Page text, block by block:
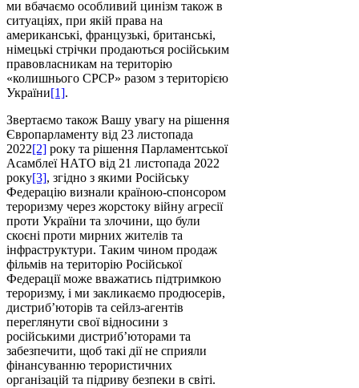
ми вбачаємо особливий цинізм також в
ситуаціях, при якій права на
американські, французькі, британські,
німецькі стрічки продаються російським
правовласникам на територію
«колишнього СРСР» разом з територією
України[1].
Звертаємо також Вашу увагу на рішення
Європарламенту від 23 листопада
2022[2] року та рішення Парламентської
Асамблеї НАТО від 21 листопада 2022
року[3], згідно з якими Російську
Федерацію визнали країною-спонсором
тероризму через жорстоку війну агресії
проти України та злочини, що були
скоєні проти мирних жителів та
інфраструктури. Таким чином продаж
фільмів на територію Російської
Федерації може вважатись підтримкою
тероризму, і ми закликаємо продюсерів,
дистриб’юторів та сейлз-агентів
переглянути свої відносини з
російськими дистриб’юторами та
забезпечити, щоб такі дії не сприяли
фінансуванню терористичних
організацій та підриву безпеки в світі.